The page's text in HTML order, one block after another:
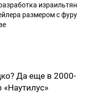
израильтян
размером с фуру
Да еще в 2000-